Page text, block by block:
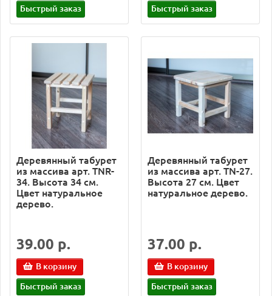
Быстрый заказ Быстрый заказ
Деревянный табурет
из массива арт. TNR-
34. Высота 34 см.
Цвет натуральное
дерево.
39.00 р.
В корзину
Быстрый заказ
Деревянный табурет
из массива арт. TN-27.
Высота 27 см. Цвет
натуральное дерево.
37.00 р.
В корзину
Быстрый заказ